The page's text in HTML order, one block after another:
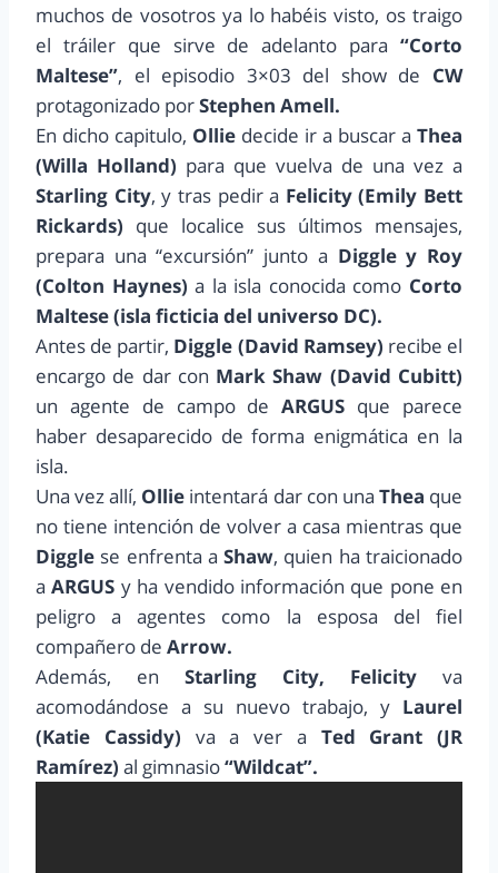
muchos de vosotros ya lo habéis visto, os traigo
el tráiler que sirve de adelanto para “Corto
Maltese”, el episodio 3×03 del show de CW
protagonizado porStephen Amell.
En dicho capitulo, Ollie decide ir a buscar a Thea
(Willa Holland) para que vuelva de una vez a
Starling City, y tras pedir a Felicity (Emily Bett
Rickards) que localice sus últimos mensajes,
prepara una “excursión” junto a Diggle y Roy
(Colton Haynes) a la isla conocida como Corto
Maltese (isla ficticia del universo DC).
Antes de partir, Diggle (David Ramsey) recibe el
encargo de dar con Mark Shaw (David Cubitt)
un agente de campo deARGUS que parece
haber desaparecido de forma enigmática en la
isla.
Una vez allí, Ollie intentará dar con una Thea que
no tiene intención de volver a casa mientras que
Diggle se enfrenta aShaw, quien ha traicionado
a ARGUS y ha vendido información que pone en
peligro a agentes como la esposa del fiel
compañero de Arrow.
Además, en Starling City, Felicity va
acomodándose a su nuevo trabajo, y Laurel
(Katie Cassidy) va a ver a Ted Grant (JR
Ramírez) al gimnasio“Wildcat”.